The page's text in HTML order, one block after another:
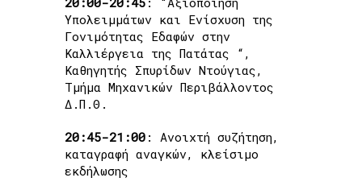
Υπολειμμάτων και Ενίσχυση της
Γονιμότητας Εδαφών στην
Καλλιέργεια της Πατάτας “,
Καθηγητής Σπυρίδων Ντούγιας,
Τμήμα Μηχανικών Περιβάλλοντος
Δ.Π.Θ.
20:45-21:00 : Ανοιχτή συζήτηση,
καταγραφή αναγκών, κλείσιμο
εκδήλωσης